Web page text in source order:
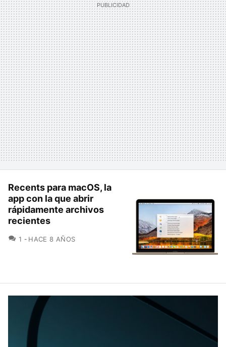
Recents para macOS, la
app con la que abrir
rápidamente archivos
recientes
1 COMENTARIOS
HACE 8 AÑOS